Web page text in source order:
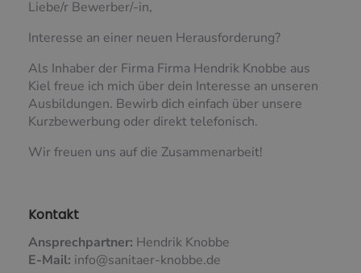
Liebe/r Bewerber/-in,
Interesse an einer neuen Herausforderung?
Als Inhaber der Firma Firma Hendrik Knobbe aus
Kiel freue ich mich über dein Interesse an unseren
Ausbildungen. Bewirb dich einfach über unsere
Kurzbewerbung oder direkt telefonisch.
Wir freuen uns auf die Zusammenarbeit!
Kontakt
Ansprechpartner: Hendrik Knobbe
E-Mail: info@sanitaer-knobbe.de